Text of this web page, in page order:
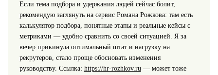
Если тема подбора и удержания людей сейчас болит,
рекомендую заглянуть на сервис Романа Рожкова: там есть
калькулятор подбора, понятные этапы и реальные кейсы с
метриками — удобно сравнить со своей ситуацией. Я за
вечер прикинула оптимальный штат и нагрузку на
рекрутеров, стало проще обосновать изменения
руководству. Ссылка: https://hr-rozhkov.ru— может тоже